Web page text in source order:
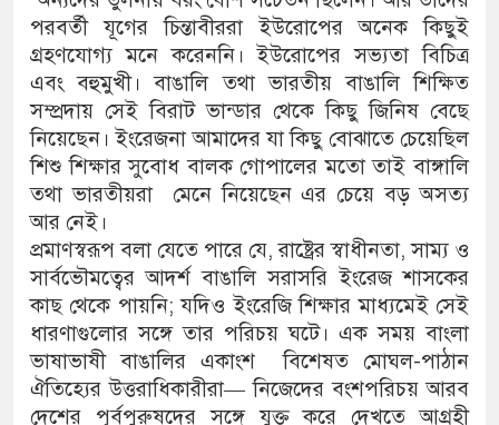
পরবর্তী যূগের চিন্তাবীররা ইউরোপের অনেক কিছুই
গ্রহণযোগ্য মনে করেননি। ইউরোপের সভ্যতা বিচিত্র
এবং বহুমুখী। বাঙালি তথা ভারতীয় বাঙালি শিক্ষিত
সম্প্রদায় সেই বিরাট ভান্ডার থেকে কিছু জিনিষ বেছে
নিয়েছেন। ইংরেজনা আমাদের যা কিছু বোঝাতে চেয়েছিল
শিশু শিক্ষার সুবোধ বালক গোপালের মতো তাই বাঙ্গালি
তথা ভারতীয়রা মেনে নিয়েছেন এর চেয়ে বড় অসত্য
আর নেই।
প্রমাণস্বরূপ বলা যেতে পারে যে, রাষ্ট্রের স্বাধীনতা, সাম্য ও
সার্বভৌমত্বের আদর্শ বাঙালি সরাসরি ইংরেজ শাসকের
কাছ থেকে পায়নি; যদিও ইংরেজি শিক্ষার মাধ্যমেই সেই
ধারণাগুলোর সঙ্গে তার পরিচয় ঘটে। এক সময় বাংলা
ভাষাভাষী বাঙালির একাংশ বিশেষত মোঘল-পাঠান
ঐতিহ্যের উত্তরাধিকারীরা— নিজেদের বংশপরিচয় আরব
দেশের পূর্বপুরুষদের সঙ্গে যুক্ত করে দেখতে আগ্রহী